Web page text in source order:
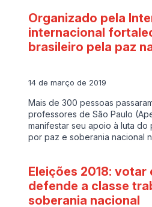
Organizado pela
internacional
brasileiro pela paz
14 de março de 2019
Mais de 300 pessoas
professores de São Paulo
manifestar seu apoio à luta
por paz e soberania nacional
Eleições 2018: votar
defende a classe
soberania nacional